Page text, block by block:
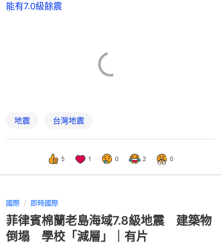
能有7.0級餘震
地震 台灣地震
5 1 0 2 0
國際 即時國際
菲律賓棉蘭老島海域7.8級地震 建築物
倒塌 學校「減層」｜有片